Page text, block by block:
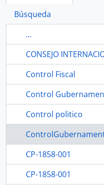
Búsqueda
...
Control Fiscal
Control
Control politico
CP-1858-001
CP-1858-001